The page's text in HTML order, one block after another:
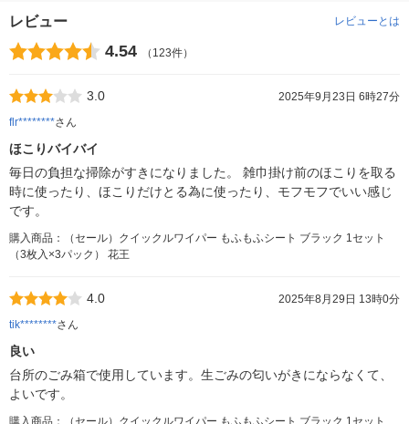
レビュー レビューとは
4.54 （123件）
3.0
2025年9月23日 6時27分
flr********さん
ほこりバイバイ
毎日の負担な掃除がすきになりました。 雑巾掛け前のほこりを取る
時に使ったり、ほこりだけとる為に使ったり、モフモフでいい感じ
です。
購入商品：（セール）クイックルワイパー もふもふシート ブラック 1セット
（3枚入×3パック） 花王
4.0
2025年8月29日 13時0分
tik********さん
良い
台所のごみ箱で使用しています。生ごみの匂いがきにならなくて、
よいです。
購入商品：（セール）クイックルワイパー もふもふシート ブラック 1セット